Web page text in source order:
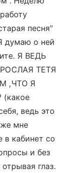
песня"
думаю о ней
Я ВЕДЬ
ТЕТЯ
,ЧТО Я
(какое
ведь это
мне
в кабинет со
и без
глаз.